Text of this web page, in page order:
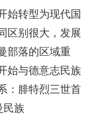
转型为现代国
区别很大，发展
部落的区域重
始与德意志民族
：腓特烈三世首
民族